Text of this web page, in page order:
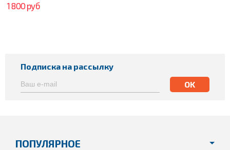
1 800 руб
Подписка на рассылку
ПОПУЛЯРНОЕ